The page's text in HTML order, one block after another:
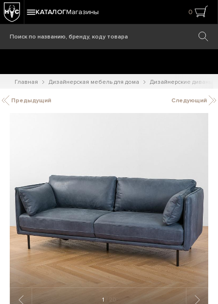
КАТАЛОГМагазины 0
Главная Дизайнерская мебель для дома Дизайнерские диваны
Предыдущий Следующий
1 / 20